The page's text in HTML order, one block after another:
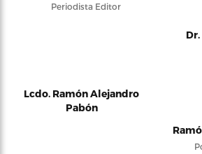
Periodista Editor
Lcdo. Ramón Alejandro
Pabón